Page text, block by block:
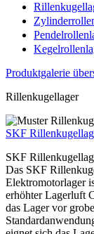
Produktgalerie
Rillenkugellager
SKF
SKF
Das SKF
Elektromotorlager
erhöhter Lagerluft
das Lager vor